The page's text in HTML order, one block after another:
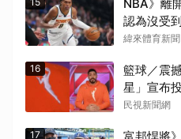
NBA》離
認為沒受
緯來體育新聞
16
籃球／震
星」宣布
民視新聞網
17